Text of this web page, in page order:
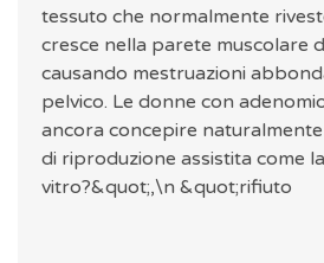
tessuto che normalmente
cresce nella parete muscolare
causando mestruazioni
pelvico. Le donne con
ancora concepire
di riproduzione assistita come
vitro?&quot;,\n &quot;rifiuto